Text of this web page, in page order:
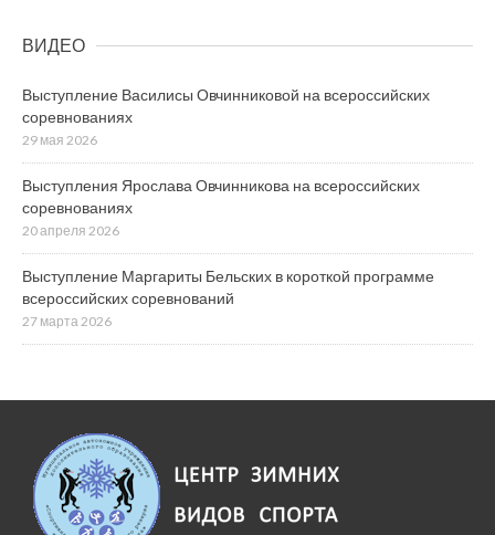
ВИДЕО
Выступление Василисы Овчинниковой на всероссийских
соревнованиях
29 мая 2026
Выступления Ярослава Овчинникова на всероссийских
соревнованиях
20 апреля 2026
Выступление Маргариты Бельских в короткой программе
всероссийских соревнований
27 марта 2026